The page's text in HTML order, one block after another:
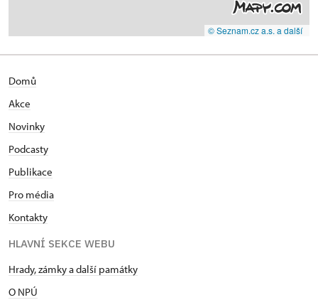
© Seznam.cz a.s. a další
Domů
Akce
Novinky
Podcasty
Publikace
Pro média
Kontakty
HLAVNÍ SEKCE WEBU
Hrady, zámky a další památky
O NPÚ